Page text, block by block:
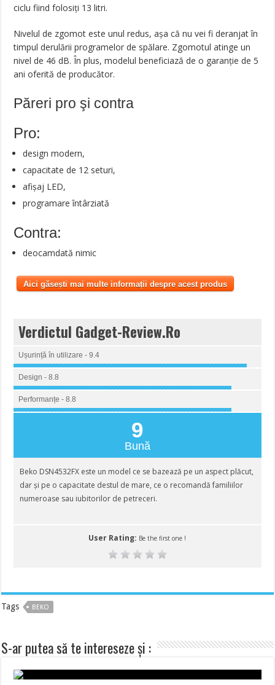
ciclu fiind folosiți 13 litri.
Nivelul de zgomot este unul redus, așa că nu vei fi deranjat în
timpul derulării programelor de spălare. Zgomotul atinge un
nivel de 46 dB. În plus, modelul beneficiază de o garanție de 5
ani oferită de producător.
Păreri pro şi contra
Pro:
design modern,
capacitate de 12 seturi,
afișaj LED,
programare întârziată
Contra:
deocamdată nimic
Aici găsești mai multe informații despre acest produs
Verdictul Gadget-Review.Ro
Ușurință în utilizare - 9.4
Design - 8.8
Performanțe - 8.8
9
Bună
Beko DSN4532FX este un model ce se bazează pe un aspect plăcut,
dar și pe o capacitate destul de mare, ce o recomandă familiilor
numeroase sau iubitorilor de petreceri.
User Rating: Be the first one !
Tags BEKO
S-ar putea să te intereseze și :